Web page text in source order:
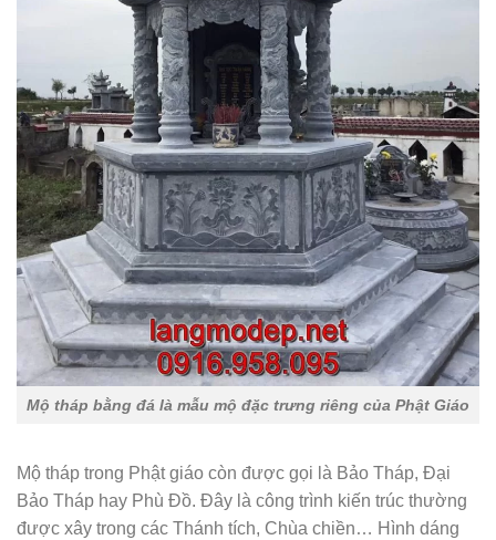
Mộ tháp bằng đá là mẫu mộ đặc trưng riêng của Phật Giáo
Mộ tháp trong Phật giáo còn được gọi là Bảo Tháp, Đại
Bảo Tháp hay Phù Đồ. Đây là công trình kiến trúc thường
được xây trong các Thánh tích, Chùa chiền… Hình dáng